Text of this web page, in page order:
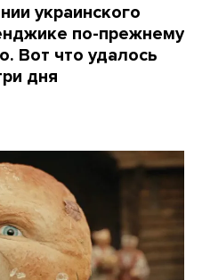
украинского
по-прежнему
Вот что удалось
дня